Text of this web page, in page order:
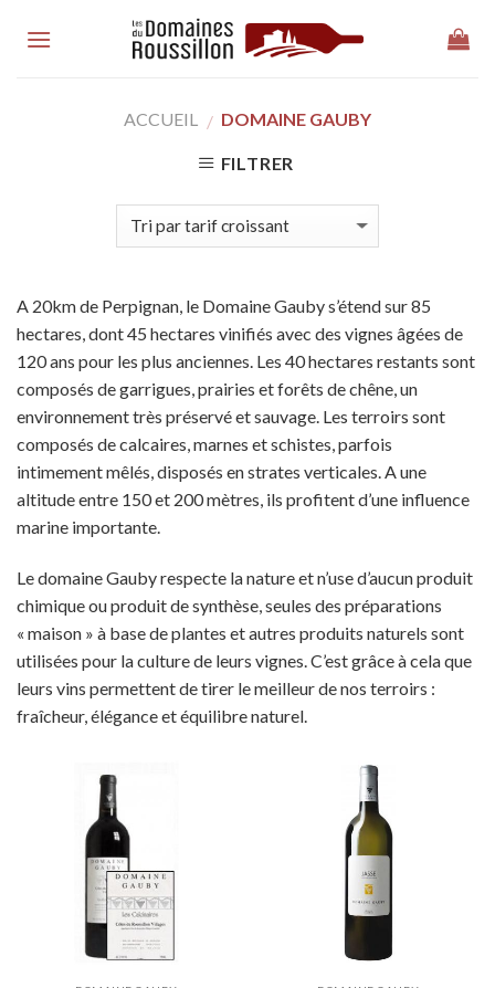
ACCUEIL / DOMAINE GAUBY
FILTRER
A 20km de Perpignan, le Domaine Gauby s’étend sur 85
hectares, dont 45 hectares vinifiés avec des vignes âgées de
120 ans pour les plus anciennes. Les 40 hectares restants sont
composés de garrigues, prairies et forêts de chêne, un
environnement très préservé et sauvage. Les terroirs sont
composés de calcaires, marnes et schistes, parfois
intimement mêlés, disposés en strates verticales. A une
altitude entre 150 et 200 mètres, ils profitent d’une influence
marine importante.
Le domaine Gauby respecte la nature et n’use d’aucun produit
chimique ou produit de synthèse, seules des préparations
« maison » à base de plantes et autres produits naturels sont
utilisées pour la culture de leurs vignes. C’est grâce à cela que
leurs vins permettent de tirer le meilleur de nos terroirs :
fraîcheur, élégance et équilibre naturel.